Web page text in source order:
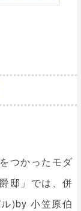
つかったモダ
邸」では、併
)by 小笠原伯